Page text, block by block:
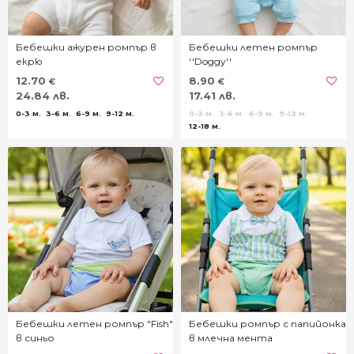
Бебешки ажурен ромпър в
екрю
12.70 €
24.84 лв.
0-3 м. 3-6 м. 6-9 м. 9-12 м.
Бебешки летен ромпър
''Doggy''
8.90 €
17.41 лв.
0-3 м. 3-6 м. 6-9 м.
9-12 м.
12-18 м.
Бебешки летен ромпър "Fish"
в синьо
Бебешки ромпър с папийонка
в млечна мента